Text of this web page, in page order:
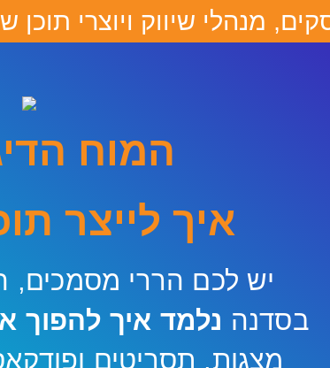
מנהלי שיווק ויוצרי
המוח
איך לייצר
יש לכם הררי מסמכים,
בסדנה נלמד איך להפוך